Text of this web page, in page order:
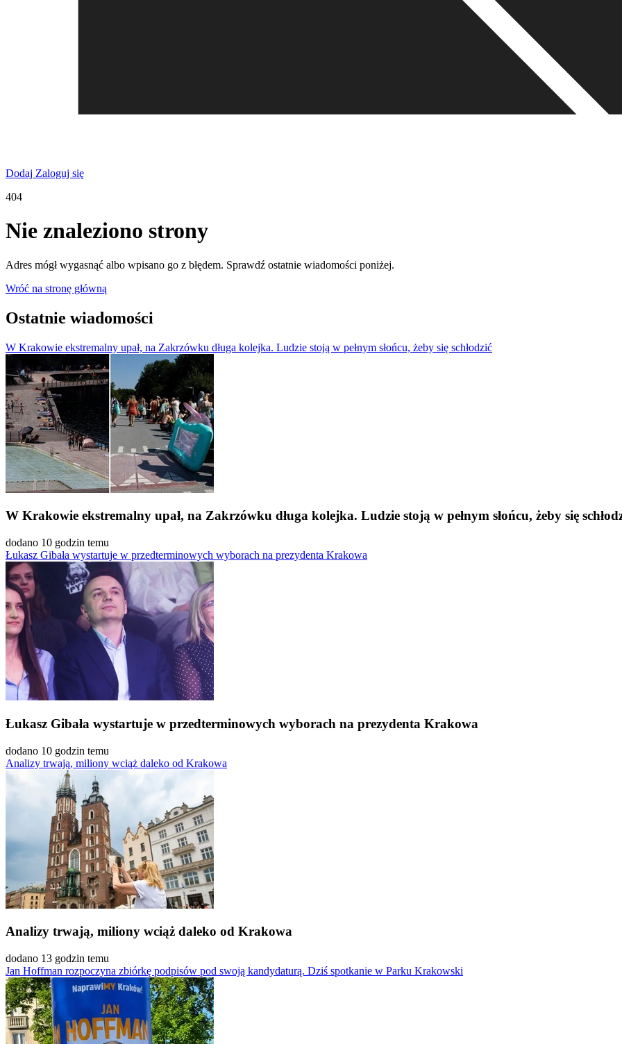
Dodaj Zaloguj się
404
Nie znaleziono strony
Adres mógł wygasnąć albo wpisano go z błędem. Sprawdź ostatnie wiadomości poniżej.
Wróć na stronę główną
Ostatnie wiadomości
W Krakowie ekstremalny upał, na Zakrzówku długa kolejka. Ludzie stoją w pełnym słońcu, żeby się schłodzić
W Krakowie ekstremalny upał, na Zakrzówku długa kolejka. Ludzie stoją w pełnym słońcu, żeby się
dodano 10 godzin temu
Łukasz Gibała wystartuje w przedterminowych wyborach na prezydenta Krakowa
Łukasz Gibała wystartuje w przedterminowych wyborach na prezydenta Krakowa
dodano 10 godzin temu
Analizy trwają, miliony wciąż daleko od Krakowa
Analizy trwają, miliony wciąż daleko od Krakowa
dodano 13 godzin temu
Jan Hoffman rozpoczyna zbiórkę podpisów pod swoją kandydaturą. Dziś spotkanie w Parku Krakowski